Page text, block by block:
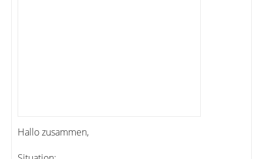
Hallo zusammen,